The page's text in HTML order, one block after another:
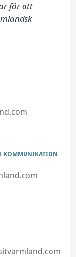
för att
KOMMUNIKATION